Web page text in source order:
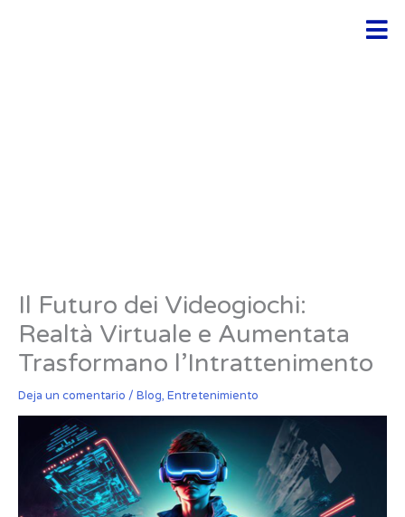
Il Futuro dei Videogiochi:
Realtà Virtuale e Aumentata
Trasformano l’Intrattenimento
Deja un comentario / Blog, Entretenimiento